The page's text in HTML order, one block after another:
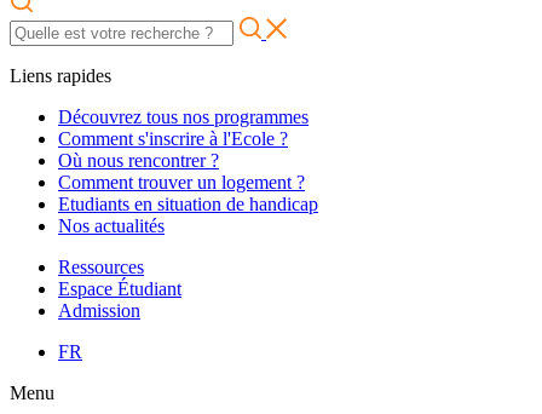
Liens rapides
Découvrez tous nos programmes
Comment s'inscrire à l'Ecole ?
Où nous rencontrer ?
Comment trouver un logement ?
Etudiants en situation de handicap
Nos actualités
Ressources
Espace Étudiant
Admission
FR
Menu